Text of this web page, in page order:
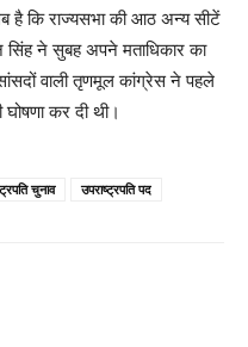
है कि राज्यसभा की आठ अन्य सीटें
सिंह ने सुबह अपने मताधिकार का
वाली तृणमूल कांग्रेस ने पहले
कर दी थी।
चुनाव उपराष्ट्रपति पद